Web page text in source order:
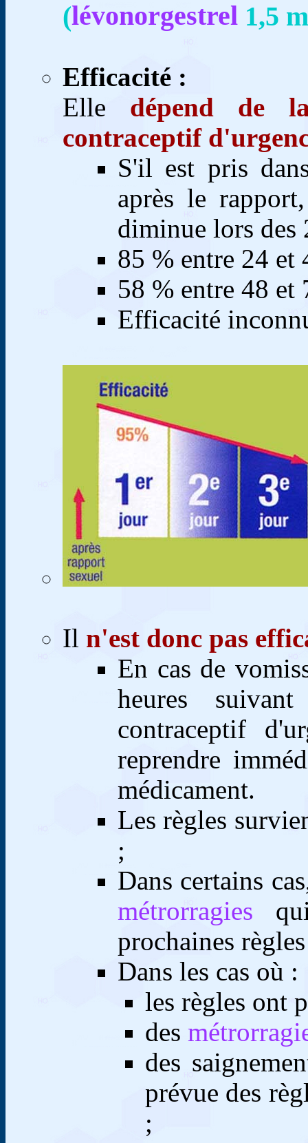
(lévonorgestrel 1,5
Efficacité :
Elle dépend de
contraceptif
S'il est pris
après le
diminue lors des
85 % entre 24 et
58 % entre 48 et
Efficacité
Il n'est donc pas
En cas de
heures
contraceptif
reprendre
médicament.
Les règles
;
Dans certains
métrorragies
prochaines
Dans les cas où :
les règles ont
des
des
prévue des
;